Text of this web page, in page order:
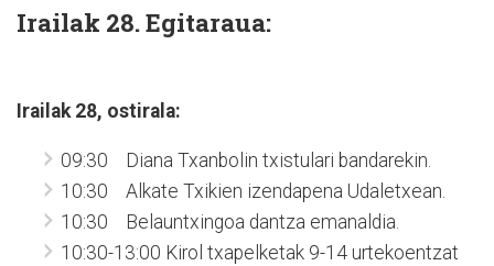
Irailak 28. Egitaraua:
Irailak 28, ostirala:
09:30 Diana Txanbolin txistulari bandarekin.
10:30 Alkate Txikien izendapena Udaletxean.
10:30 Belauntxingoa dantza emanaldia.
10:30-13:00 Kirol txapelketak 9-14 urtekoentzat